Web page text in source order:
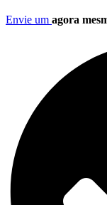
Envie um agora